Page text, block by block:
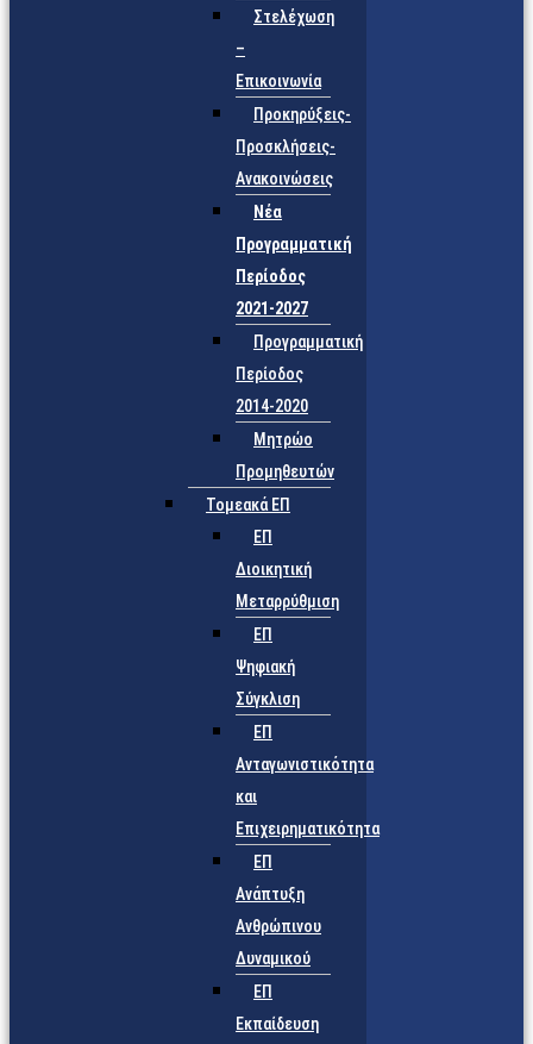
Στελέχωση
–
Επικοινωνία
Προκηρύξεις-
Προσκλήσεις-
Ανακοινώσεις
Νέα
Προγραμματική
Περίοδος
2021-2027
Προγραμματική
Περίοδος
2014-2020
Μητρώο
Προμηθευτών
Τομεακά ΕΠ
ΕΠ
Διοικητική
Μεταρρύθμιση
ΕΠ
Ψηφιακή
Σύγκλιση
ΕΠ
Ανταγωνιστικότητα
και
Επιχειρηματικότητα
ΕΠ
Ανάπτυξη
Ανθρώπινου
Δυναμικού
ΕΠ
Εκπαίδευση